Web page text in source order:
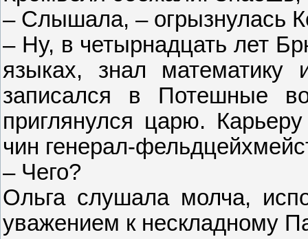
– Слышала, – огрызнулась
– Ну, в четырнадцать лет
языках, знал
записался в Потешные
приглянулся царю.
чин генерал-
– Чего?
Ольга слушала молча,
уважением к нескладному